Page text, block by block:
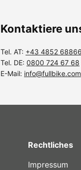
Kontaktiere
Tel. AT: +43 4852
Tel. DE: 0800 724 67 68
E-Mail: info@fullbike.com
Rechtliches
Impressum